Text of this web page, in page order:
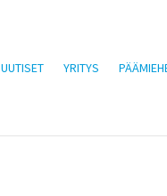
UUTISET YRITYS